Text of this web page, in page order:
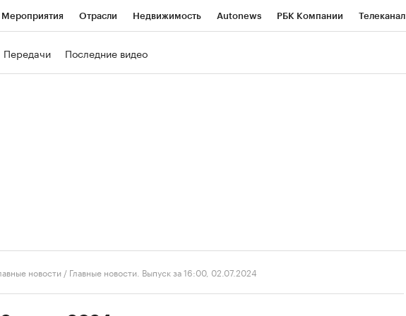
Мероприятия Отрасли Недвижимость Autonews РБК Компании Телеканал
Передачи Последние видео
новости / Главные новости. Выпуск за 16:00, 02.07.2024